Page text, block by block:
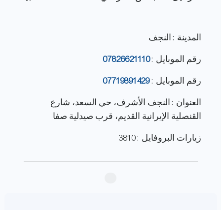
المدينة : النجف
رقم الموبايل :07826621110
رقم الموبايل :07719891429
العنوان : النجف الأشرف، حي السعد، شارع
القنصلية الإيرانية القديم، قرب صيدلية صفا
زيارات البروفايل : 3810